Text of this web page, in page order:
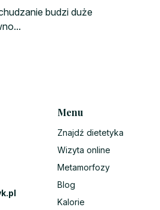
budzi duże
Menu
Znajdź dietetyka
Wizyta online
Metamorfozy
Blog
Kalorie